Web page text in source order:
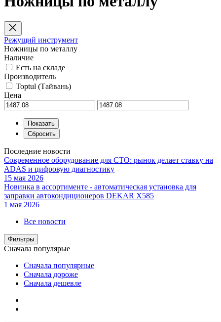
Режущий инструмент
Ножницы по металлу
Наличие
Есть на складе
Производитель
Toptul (Тайвань)
Цена
Последние новости
Современное оборудование для СТО: рынок делает ставку на
ADAS и цифровую диагностику
15 мая 2026
Новинка в ассортименте - автоматическая установка для
заправки автокондиционеров DEKAR X585
1 мая 2026
Все новости
Фильтры
Сначала популярые
Сначала популярные
Сначала дороже
Сначала дешевле